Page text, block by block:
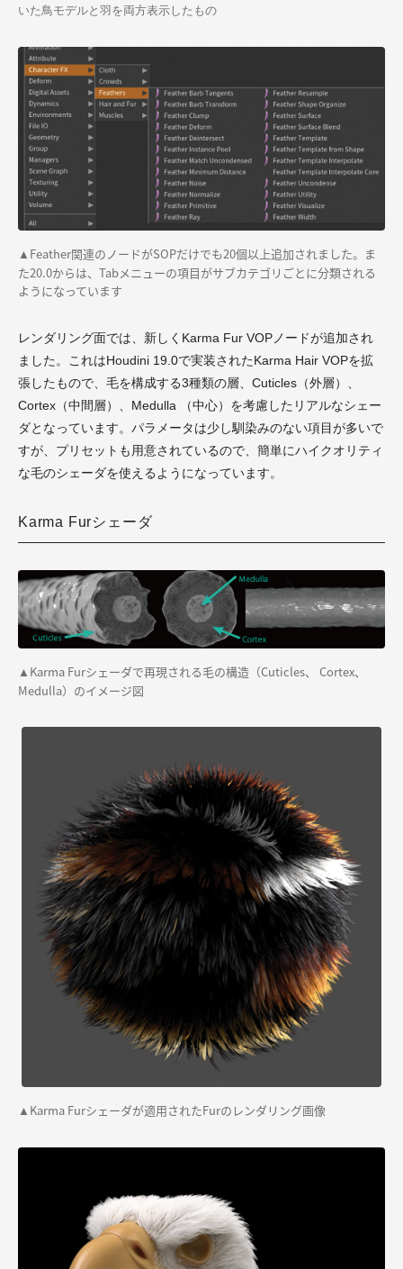
いた鳥モデルと羽を両方表示したもの
▲ Feather関連のノードがSOPだけでも20個以上追加されました。ま
た20.0からは、Tabメニューの項目がサブカテゴリごとに分類される
ようになっています
レンダリング面では、新しくKarma Fur VOPノードが追加され
ました。これはHoudini 19.0で実装されたKarma Hair VOPを拡
張したもので、毛を構成する3種類の層、Cuticles（外層）、
Cortex（中間層）、Medulla （中心）を考慮したリアルなシェー
ダとなっています。パラメータは少し馴染みのない項目が多いで
すが、プリセットも用意されているので、簡単にハイクオリティ
な毛のシェーダを使えるようになっています。
Karma Furシェーダ
▲ Karma Furシェーダで再現される毛の構造（Cuticles、 Cortex、
Medulla）のイメージ図
▲ Karma Furシェーダが適用されたFurのレンダリング画像